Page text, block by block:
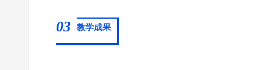
03 教学成果